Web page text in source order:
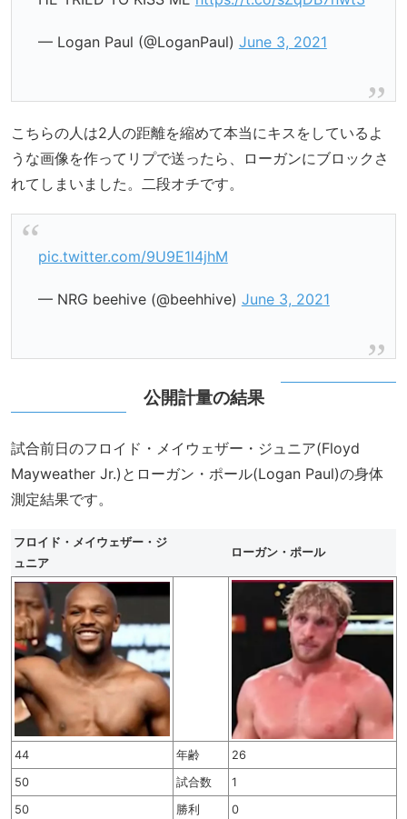
— Logan Paul (@LoganPaul) June 3, 2021
こちらの人は2人の距離を縮めて本当にキスをしているよ
うな画像を作ってリプで送ったら、ローガンにブロックさ
れてしまいました。二段オチです。
pic.twitter.com/9U9E1l4jhM
— NRG beehive (@beehhive) June 3, 2021
公開計量の結果
試合前日のフロイド・メイウェザー・ジュニア(Floyd
Mayweather Jr.)とローガン・ポール(Logan Paul)の身体
測定結果です。
フロイド・メイウェザー・ジ
ュニア
ローガン・ポール
44 年齢
26
50
試合数
1
50
勝利
0